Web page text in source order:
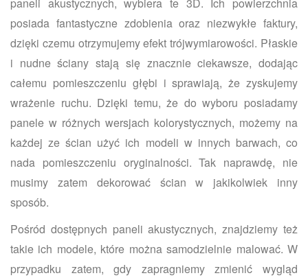
paneli akustycznych, wybiera te 3D. Ich powierzchnia
posiada fantastyczne zdobienia oraz niezwykłe faktury,
dzięki czemu otrzymujemy efekt trójwymiarowości. Płaskie
i nudne ściany stają się znacznie ciekawsze, dodając
całemu pomieszczeniu głębi i sprawiają, że zyskujemy
wrażenie ruchu. Dzięki temu, że do wyboru posiadamy
panele w różnych wersjach kolorystycznych, możemy na
każdej ze ścian użyć ich modeli w innych barwach, co
nada pomieszczeniu oryginalności. Tak naprawdę, nie
musimy zatem dekorować ścian w jakikolwiek inny
sposób.
Pośród dostępnych paneli akustycznych, znajdziemy też
takie ich modele, które można samodzielnie malować. W
przypadku zatem, gdy zapragniemy zmienić wygląd